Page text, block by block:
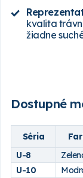
kvalita
žiadne
Dostupné
Séria
U-8
U-10